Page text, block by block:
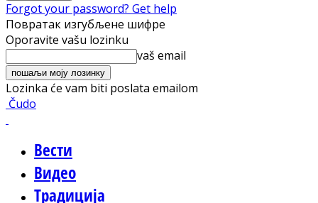
Forgot your password? Get help
Повратак изгубљене шифре
Oporavite vašu lozinku
vaš email
Lozinka će vam biti poslata emailom
Čudo
Вести
Видео
Традиција